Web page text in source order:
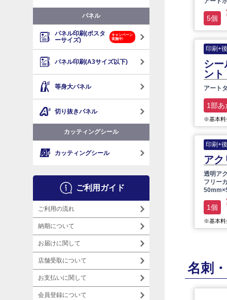
5個
印刷+
シ
ント
アート
1部あ
※基本料
印刷+
アク
透明ア
フリー
1個
※基本料
名刺
パネル
パネル印刷(ポスタ
ーサイズ)
キャンペーン
実施中!
パネル印刷(A3サイズ以下)
等身大パネル
切り抜きパネル
カッティングシール
カッティングシール
ご利用ガイド
ご利用の流れ
納期について
お届けに関して
店舗受取について
お支払いに関して
会員登録について